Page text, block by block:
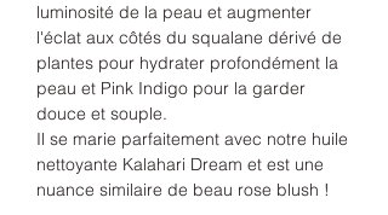
luminosité de la peau et augmenter
l'éclat aux côtés du squalane dérivé de
plantes pour hydrater profondément la
peau et Pink Indigo pour la garder
douce et souple.
Il se marie parfaitement avec notre huile
nettoyante Kalahari Dream et est une
nuance similaire de beau rose blush !